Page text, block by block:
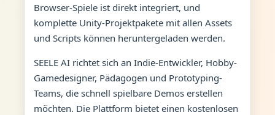
Browser-Spiele ist direkt integriert, und
komplette Unity-Projektpakete mit allen Assets
und Scripts können heruntergeladen werden.
SEELE AI richtet sich an Indie-Entwickler, Hobby-
Gamedesigner, Pädagogen und Prototyping-
Teams, die schnell spielbare Demos erstellen
möchten. Die Plattform bietet einen kostenlosen